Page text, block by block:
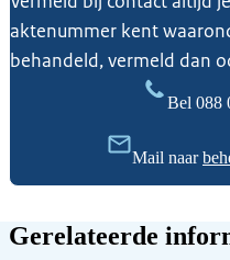
aktenummer kent
behandeld, vermeld dan
Bel 088
Mail naar
Gerelateerde